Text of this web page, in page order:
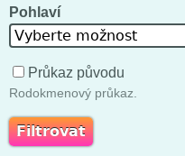
Pohlaví
Vyberte možnost
Průkaz původu
Rodokmenový průkaz.